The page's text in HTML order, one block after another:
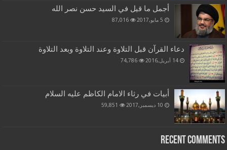
أجمل ما قيل في السيد حسن نصر الله
5 مايو,2017 87,016
دعاء القرآن قبل التلاوة وعند التلاوة وبعد التلاوة
14 أبريل,2016 74,786
أبيات في رثاء الامام الكاظم عليه السلام
10 ديسمبر,2017 59,851
Recent Comments